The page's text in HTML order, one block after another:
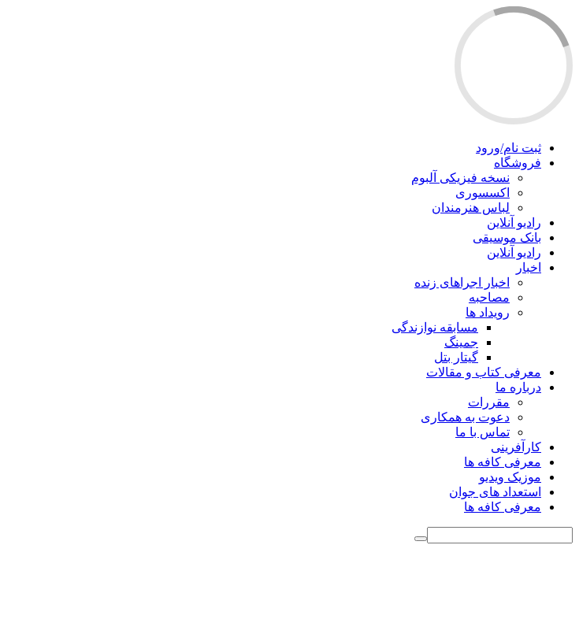
ثبت نام/ورود
فروشگاه
نسخه فیزیکی آلبوم
اکسسوری
لباس هنرمندان
رادیو آنلاین
بانک موسیقی
رادیو آنلاین
اخبار
اخبار اجراهای زنده
مصاحبه
رویداد ها
مسابقه نوازندگی
جمینگ
گیتار بتل
معرفی کتاب و مقالات
درباره ما
مقررات
دعوت به همکاری
تماس با ما
کارآفرینی
معرفی کافه ها
موزیک ویدیو
استعداد های جوان
معرفی کافه ها